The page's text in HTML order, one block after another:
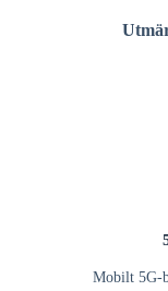
Mobilt 5G-